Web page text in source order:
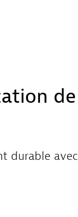
de
durable avec